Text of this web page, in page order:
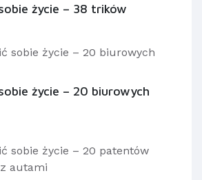
życie – 38 trików
życie – 20 biurowych